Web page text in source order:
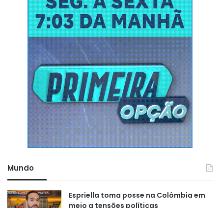
Mundo
Espriella toma posse na Colômbia em
meio a tensões políticas